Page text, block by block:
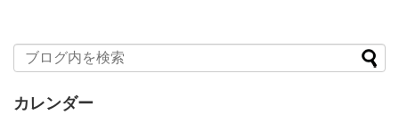
カレンダー